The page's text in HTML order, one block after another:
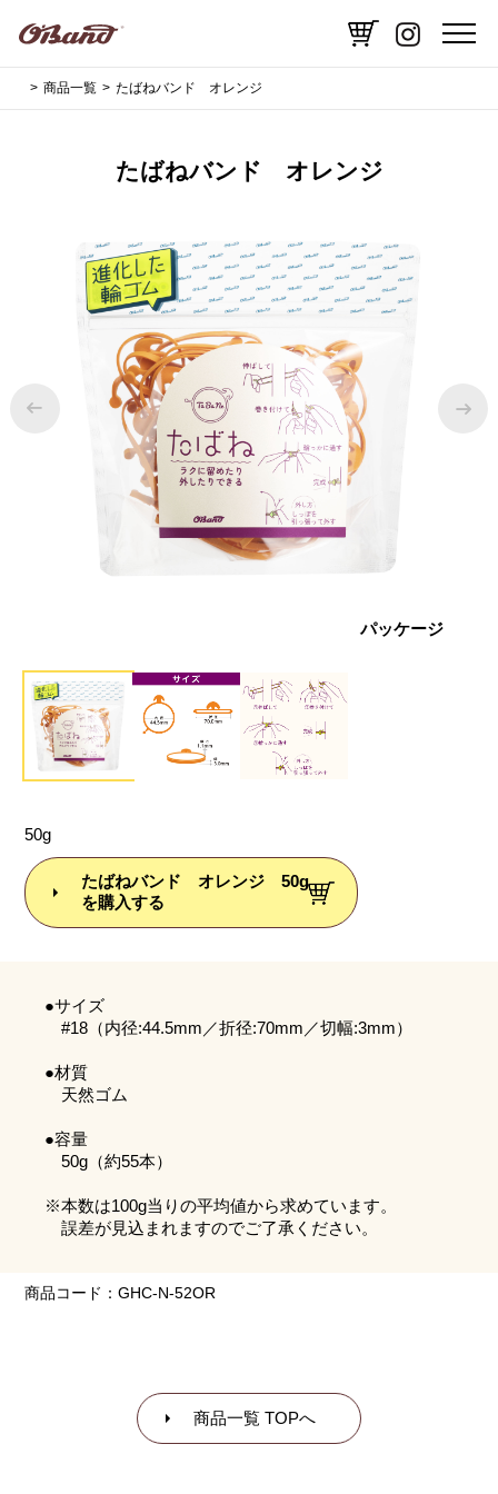
商品一覧 たばねバンド オレンジ
たばねバンド オレンジ
パッケージ
50g
たばねバンド オレンジ 50g
を購入する
●サイズ
#18（内径:44.5mm／折径:70mm／切幅:3mm）
●材質
天然ゴム
●容量
50g（約55本）
※本数は100g当りの平均値から求めています。
誤差が見込まれますのでご了承ください。
商品コード：GHC-N-52OR
商品一覧 TOPへ